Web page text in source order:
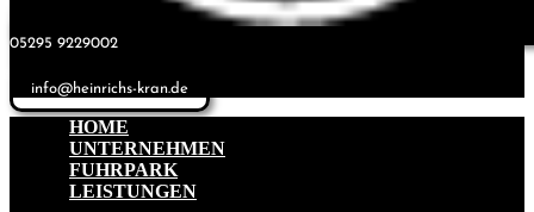
05295 9229002
info@heinrichs-kran.de
HOME
UNTERNEHMEN
FUHRPARK
LEISTUNGEN